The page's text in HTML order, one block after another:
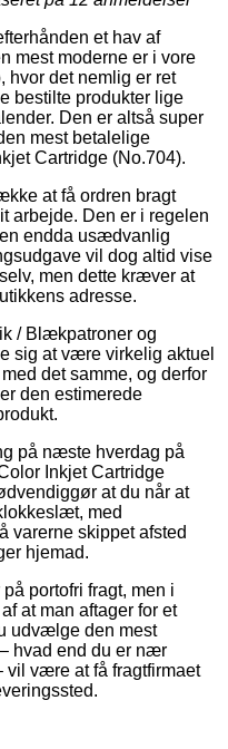
et hav af
mest moderne er i vore
hvor det nemlig er ret
bestilte produkter lige
Den er altså super
mest betalelige
Cartridge (No.704).
at få ordren bragt
arbejde. Den er i regelen
endda usædvanlig
vil dog altid vise
men dette kræver at
adresse.
/ Blækpatroner og
sig at være virkelig aktuel
det samme, og derfor
den estimerede
på næste hverdag på
Inkjet Cartridge
at du når at
med
varerne skippet afsted
hjemad.
portofri fragt, men i
at man aftager for et
udvælge den mest
hvad end du er nær
vil være at få fragtfirmaet